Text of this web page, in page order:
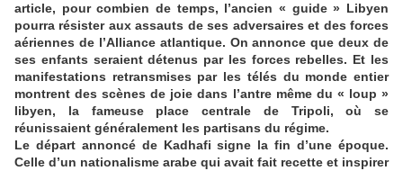
article, pour combien de temps, l’ancien « guide » Libyen
pourra résister aux assauts de ses adversaires et des forces
aériennes de l’Alliance atlantique. On annonce que deux de
ses enfants seraient détenus par les forces rebelles. Et les
manifestations retransmises par les télés du monde entier
montrent des scènes de joie dans l’antre même du « loup »
libyen, la fameuse place centrale de Tripoli, où se
réunissaient généralement les partisans du régime.
Le départ annoncé de Kadhafi signe la fin d’une époque.
Celle d’un nationalisme arabe qui avait fait recette et inspirer